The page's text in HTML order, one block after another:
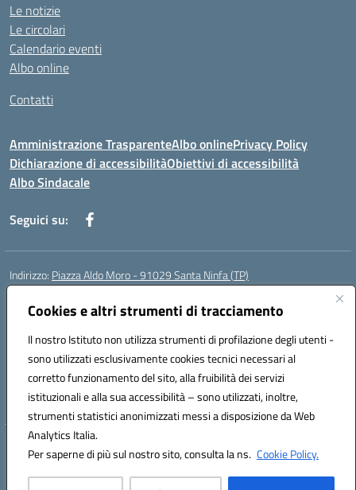
Cookies e altri strumenti di tracciamento
Il nostro Istituto non utilizza strumenti di profilazione degli utenti -
sono utilizzati esclusivamente cookies tecnici necessari al
corretto funzionamento del sito, alla fruibilità dei servizi
istituzionali e alla sua accessibilità – sono utilizzati, inoltre,
strumenti statistici anonimizzati messi a disposizione da Web
Analytics Italia.
Per saperne di più sul nostro sito, consulta la ns. Cookie Policy.
Le notizie
Le circolari
Calendario eventi
Albo online
Contatti
Amministrazione TrasparenteAlbo onlinePrivacy Policy
Dichiarazione di accessibilitàObiettivi di accessibilità
Albo Sindacale
Seguici su:
Indirizzo: Piazza Aldo Moro - 91029 Santa Ninfa (TP)
Centralino:
Posta elettronica certificata (PEC):tpic807004@pec.istruzione.it
Codice fiscale: 81002070811
Codice meccanografico:TPIC807004
Codice Indice delle Pubbliche Amministrazioni (IPA): istsc_tpic807004
Codice unico di fatturazione (CUF): UFLMAN
Hosting & Powered by 3D Solution S.r.l.
Concept & Design by Designers Italia